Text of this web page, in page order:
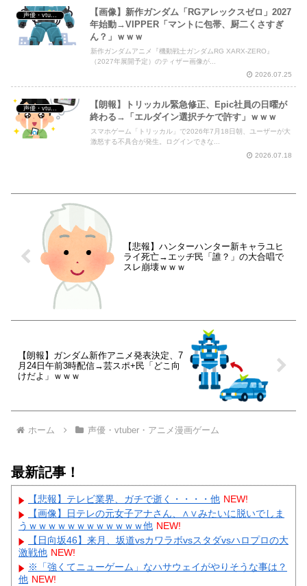
【画像】新作ガンダム「RGアレックスゼロ」2027
年始動→VIPPER「マントに包帯、厨二くさすぎ
ん？」ｗｗｗ
新作ガンダムアニメ『機動戦士ガンダムRG XARX-ZERO』
（2027年展開予定）のティザー画像が...
2026.07.25
【朗報】トリッカル緊急修正、Epic社員の日曜が
終わる→「エルダイン選択チケで許す」ｗｗｗ
スマホゲーム「トリッカル」で2026年7月18日朝、ユーザーが大
激怒する不具合が発生。ログインできな...
2026.07.18
【悲報】ハンターハンター新キャラユヒ
ライ死亡→エッヂ民「誰？」の大合唱で
スレ崩壊ｗｗｗ
【朗報】ガンダム新作アニメ発表決定、7
月24日午前3時配信→芸スポ+民「どこ向
けだよ」ｗｗｗ
ホーム 声優・vtuber・アニメ漫画ゲーム
最新記事！
【悲報】テレビ業界、ガチで逝く・・・・他 NEW!
【画像】日テレの元女子アナさん、∧∨みたいに脱いでしま
うｗｗｗｗｗｗｗｗｗｗｗｗ他 NEW!
【日向坂46】来月、坂道vsカワラボvsスタダvsハロプロの大
激戦他 NEW!
※「強くてニューゲーム」なハサウェイがやりそうな事は？
他 NEW!